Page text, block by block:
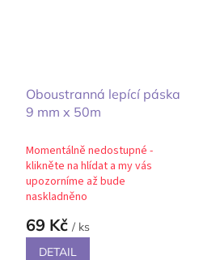
Oboustranná lepící páska
9 mm x 50m
Momentálně nedostupné -
klikněte na hlídat a my vás
upozorníme až bude
naskladněno
69 Kč / ks
DETAIL